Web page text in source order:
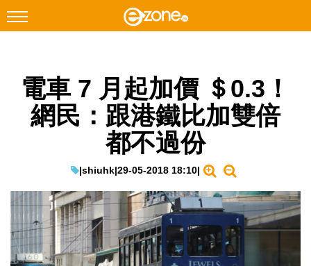
Facebook Instagram
科技焦點
教學評測
EduTech
IT Times
電車 7 月起加價 ＄0.3！
網民：跟港鐵比加雙倍
都不過份
|shiuhk|29-05-2018 18:10|